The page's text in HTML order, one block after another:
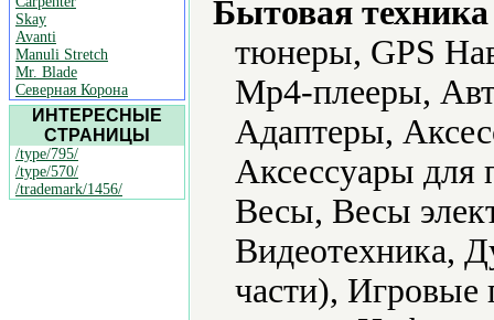
Skay
Avanti
Manuli Stretch
Mr. Blade
Северная Корона
ИНТЕРЕСНЫЕ
СТРАНИЦЫ
/type/795/
/type/570/
/trademark/1456/
Бытовая
тюнеры, GPS
Mp4-плееры,
Адаптеры,
Аксессуары для
Весы, Весы
Видеотехника,
части), Игровые